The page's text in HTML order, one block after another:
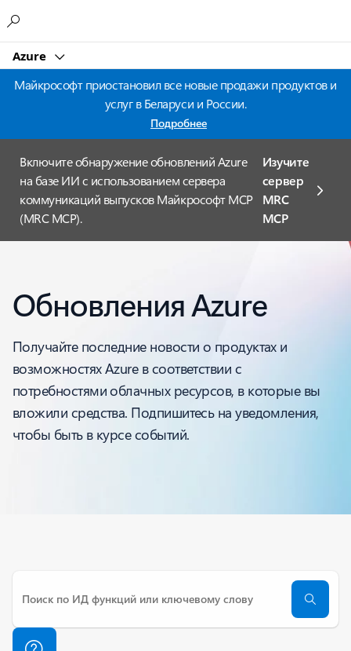
Azure
Майкрософт приостановил все новые продажи продуктов и
услуг в Беларуси и России.
Подробнее
Включите обнаружение обновлений Azure
на базе ИИ с использованием сервера
коммуникаций выпусков Майкрософт MCP
(MRC MCP).
Изучите
сервер
MRC
MCP
Обновления Azure
Получайте последние новости о продуктах и
возможностях Azure в соответствии с
потребностями облачных ресурсов, в которые вы
вложили средства. Подпишитесь на уведомления,
чтобы быть в курсе событий.